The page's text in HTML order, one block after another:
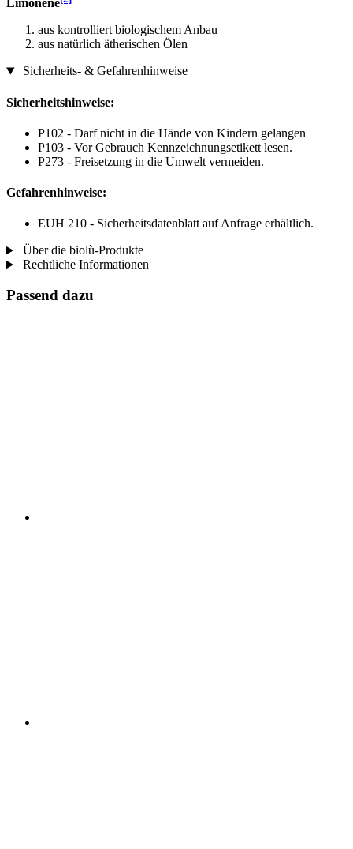
Limonene
aus kontrolliert biologischem Anbau
aus natürlich ätherischen Ölen
Sicherheits- & Gefahrenhinweise
Sicherheitshinweise:
P102 - Darf nicht in die Hände von Kindern gelangen
P103 - Vor Gebrauch Kennzeichnungsetikett lesen.
P273 - Freisetzung in die Umwelt vermeiden.
Gefahrenhinweise:
EUH 210 - Sicherheitsdatenblatt auf Anfrage erhältlich.
Über die biolù-Produkte
Rechtliche Informationen
Passend dazu